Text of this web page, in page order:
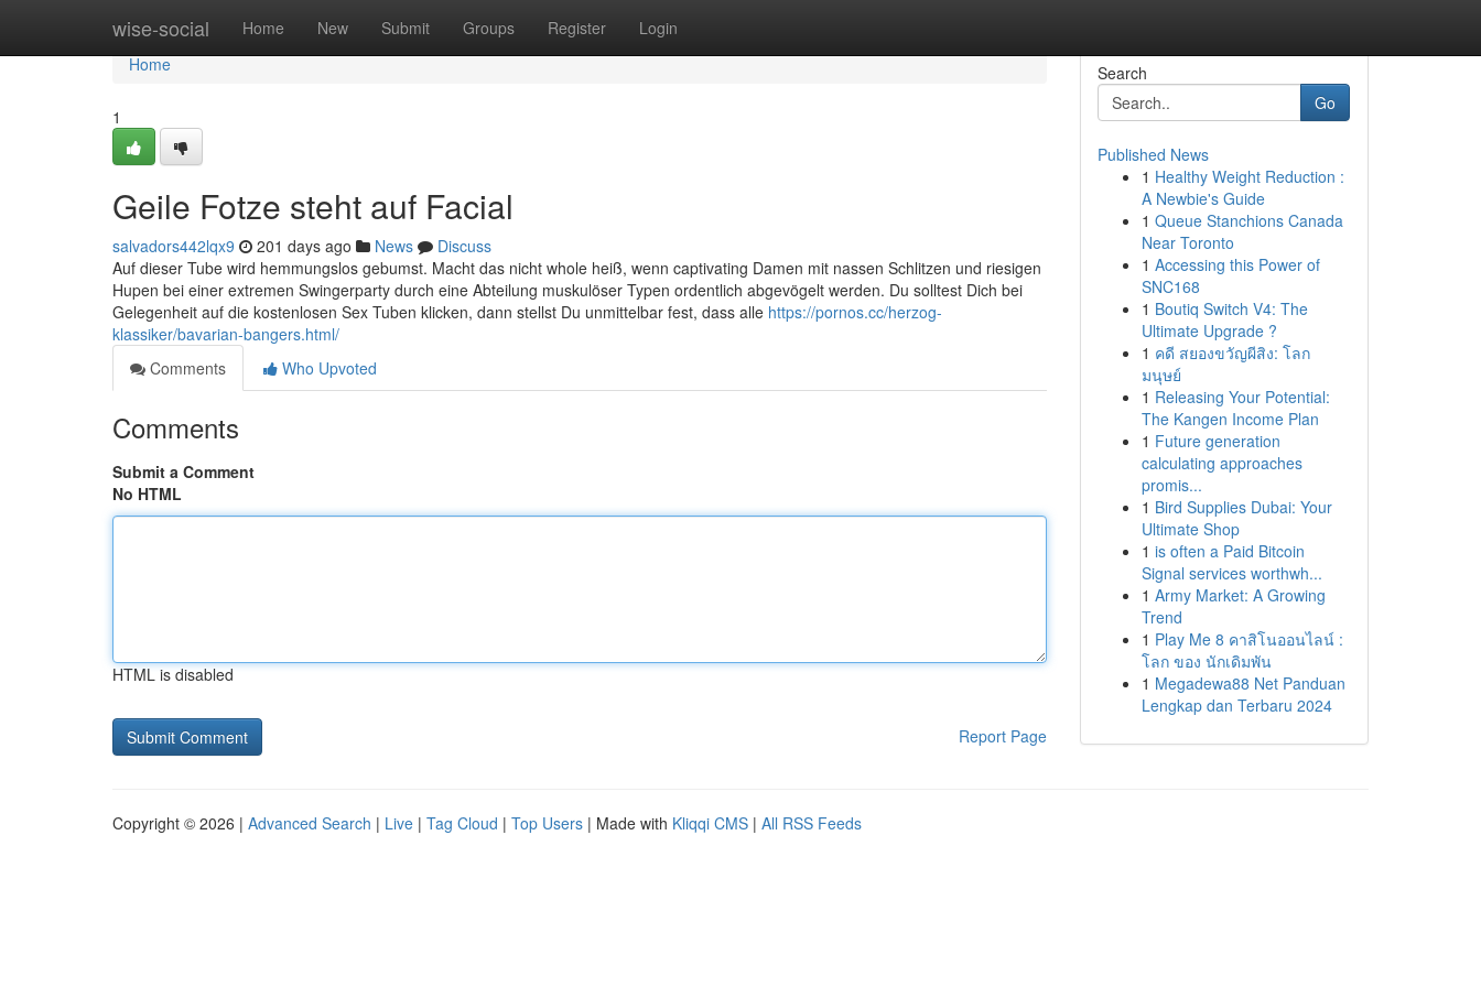
wise-social Home New Submit Groups Register Login
Home
Home
1
Geile Fotze steht auf Facial
salvadors442lqx9 201 days ago News
Discuss
Auf dieser Tube wird hemmungslos gebumst. Macht das nicht whole heiß, wenn captivating Damen mit nassen Schlitzen und riesigen
Hupen bei einer extremen Swingerparty durch eine Abteilung muskulöser Typen ordentlich abgevögelt werden. Du solltest Dich bei
Gelegenheit auf die kostenlosen Sex Tuben klicken, dann stellst Du unmittelbar fest, dass alle https://pornos.cc/herzog-
klassiker/bavarian-bangers.html/
Comments
Who Upvoted
Comments
Submit a Comment
No HTML
HTML is disabled
Report Page
Search
Go
Published News
1 Healthy Weight Reduction :
A Newbie's Guide
1 Queue Stanchions Canada
Near Toronto
1 Accessing this Power of
SNC168
1 Boutiq Switch V4: The
Ultimate Upgrade ?
1 คดี สยองขวัญผีสิง: โลก
มนุษย์
1 Releasing Your Potential:
The Kangen Income Plan
1 Future generation
calculating approaches
promis...
1 Bird Supplies Dubai: Your
Ultimate Shop
1 is often a Paid Bitcoin
Signal services worthwh...
1 Army Market: A Growing
Trend
1 Play Me 8 คาสิโนออนไลน์ :
โลก ของ นักเดิมพัน
1 Megadewa88 Net Panduan
Lengkap dan Terbaru 2024
Copyright © 2026 | Advanced Search | Live | Tag Cloud | Top Users | Made with Kliqqi CMS | All RSS Feeds